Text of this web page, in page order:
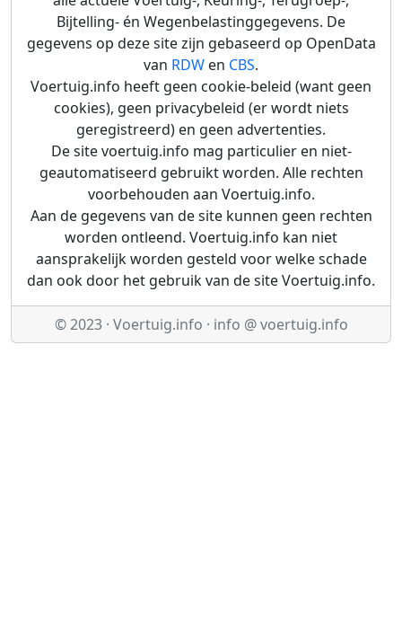
Bijtelling- én Wegenbelastinggegevens. De
gegevens op deze site zijn gebaseerd op OpenData
van RDW en CBS.
Voertuig.info heeft geen cookie-beleid (want geen
cookies), geen privacybeleid (er wordt niets
geregistreerd) en geen advertenties.
De site voertuig.info mag particulier en niet-
geautomatiseerd gebruikt worden. Alle rechten
voorbehouden aan Voertuig.info.
Aan de gegevens van de site kunnen geen rechten
worden ontleend. Voertuig.info kan niet
aansprakelijk worden gesteld voor welke schade
dan ook door het gebruik van de site Voertuig.info.
© 2023 · Voertuig.info · info @ voertuig.info